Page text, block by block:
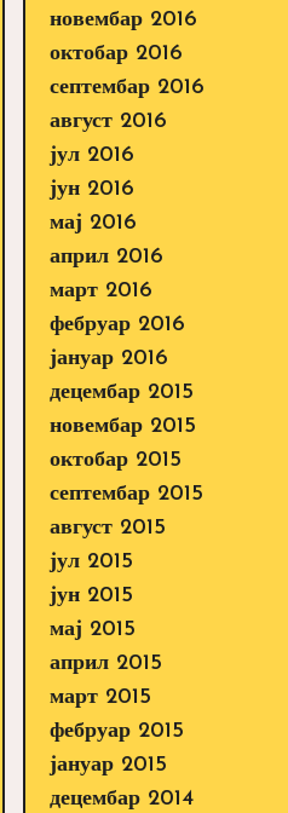
новембар 2016
октобар 2016
септембар 2016
август 2016
јул 2016
јун 2016
мај 2016
април 2016
март 2016
фебруар 2016
јануар 2016
децембар 2015
новембар 2015
октобар 2015
септембар 2015
август 2015
јул 2015
јун 2015
мај 2015
април 2015
март 2015
фебруар 2015
јануар 2015
децембар 2014